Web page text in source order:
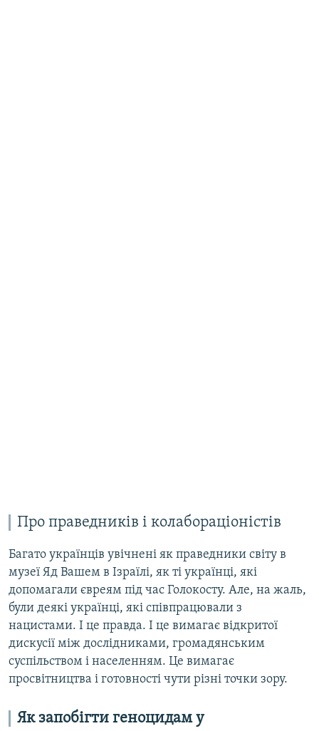
Про праведників і колабораціоністів
Багато українців увічнені як праведники світу в
музеї Яд Вашем в Ізраїлі, як ті українці, які
допомагали євреям під час Голокосту. Але, на жаль,
були деякі українці, які співпрацювали з
нацистами. І це правда. І це вимагає відкритої
дискусії між дослідниками, громадянським
суспільством і населенням. Це вимагає
просвітництва і готовності чути різні точки зору.
Як запобігти геноцидам у